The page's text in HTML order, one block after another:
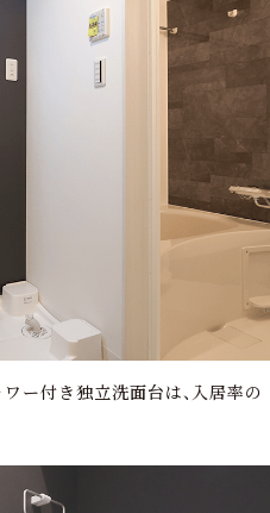
ー付き独立洗面台は、入居率の